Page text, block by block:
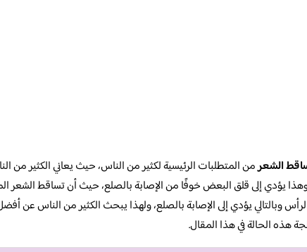
الشعرمن المتطلبات الرئيسية لكثير من الناس، حيث يعاني الكثير
يؤدي إلى قلق البعض خوفًا من الإصابة بالصلع، حيث أن تساقط الشعر
وبالتالي يؤدي إلى الإصابة بالصلع، ولهذا يبحث الكثير من الناس عن
هذه الحالة في هذا المقال.